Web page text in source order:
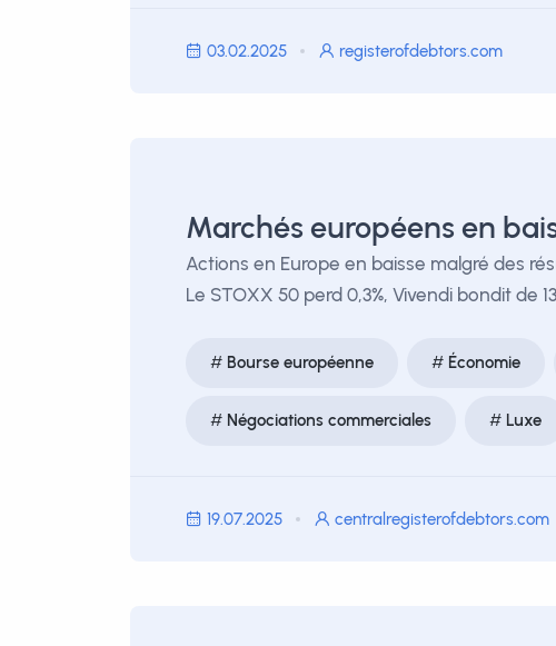
03.02.2025 registerofdebtors.com
Marchés européens en
Actions en Europe en baisse malgré des
Le STOXX 50 perd 0,3%, Vivendi bondit de
Bourse européenne Économie
Négociations commerciales Luxe
19.07.2025 centralregisterofdebtors.com